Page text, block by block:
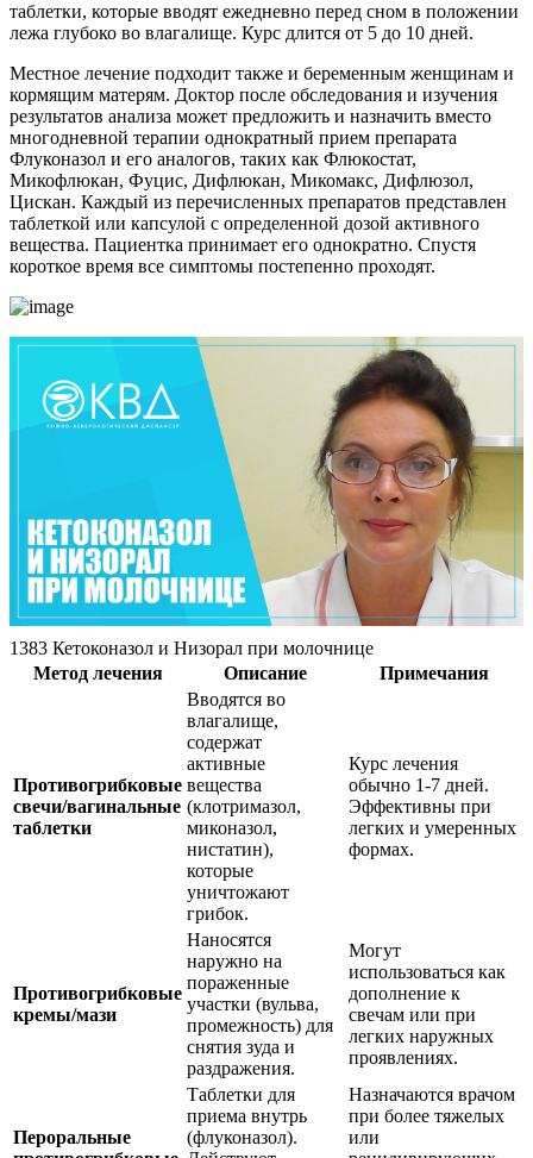
таблетки, которые вводят ежедневно перед сном в положении
лежа глубоко во влагалище. Курс длится от 5 до 10 дней.
Местное лечение подходит также и беременным женщинам и
кормящим матерям. Доктор после обследования и изучения
результатов анализа может предложить и назначить вместо
многодневной терапии однократный прием препарата
Флуконазол и его аналогов, таких как Флюкостат,
Микофлюкан, Фуцис, Дифлюкан, Микомакс, Дифлюзол,
Цискан. Каждый из перечисленных препаратов представлен
таблеткой или капсулой с определенной дозой активного
вещества. Пациентка принимает его однократно. Спустя
короткое время все симптомы постепенно проходят.
1383 Кетоконазол и Низорал при молочнице
Метод лечения
Описание Примечания
Противогрибковые
свечи/вагинальные
таблетки
Вводятся во
влагалище,
содержат
активные
вещества
(клотримазол,
миконазол,
нистатин),
которые
уничтожают
грибок.
Курс лечения
обычно 1-7 дней.
Эффективны при
легких и умеренных
формах.
Противогрибковые
кремы/мази
Наносятся
наружно на
пораженные
участки (вульва,
промежность) для
снятия зуда и
раздражения.
Могут
использоваться как
дополнение к
свечам или при
легких наружных
проявлениях.
Пероральные
Таблетки для
приема внутрь
(флуконазол).
Назначаются врачом
при более тяжелых
или